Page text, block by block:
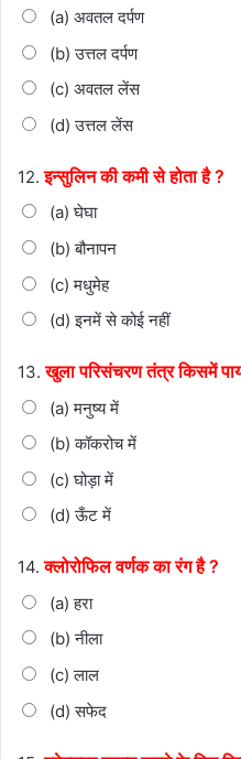
(a) अवतल दर्पण
(b) उत्तल दर्पण
(c) अवतल लेंस
(d) उत्तल लेंस
12.इन्सुलिन की कमी से होता है ?
(a) घेघा
(b) बौनापन
(c) मधुमेह
(d) इनमें से कोई नहीं
13.खुला परिसंचरण तंत्र किसमें
(a) मनुष्य में
(b) कॉकरोच में
(c) घोड़ा में
(d) ऊँट में
14.क्लोरोफिल वर्णक का रंग है ?
(a) हरा
(b) नीला
(c) लाल
(d) सफेद